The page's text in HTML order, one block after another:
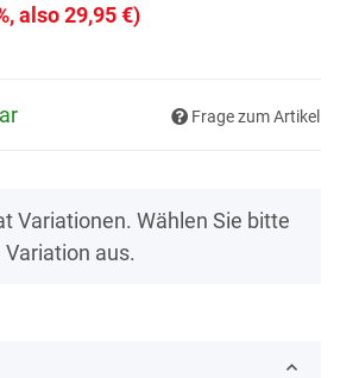
, also29,95 €)
Frage zum Artikel
Variationen. Wählen Sie bitte
aus.